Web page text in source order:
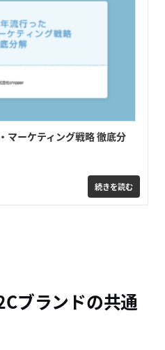
マーケティング戦略 徹底分
ブランドの共通